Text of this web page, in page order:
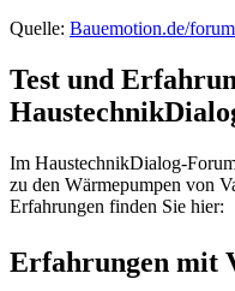
Quelle: Bauemotion.de/forum
Test und
Im HaustechnikDialog-
zu den Wärmepumpen von
Erfahrungen finden Sie hier:
Erfahrungen mit